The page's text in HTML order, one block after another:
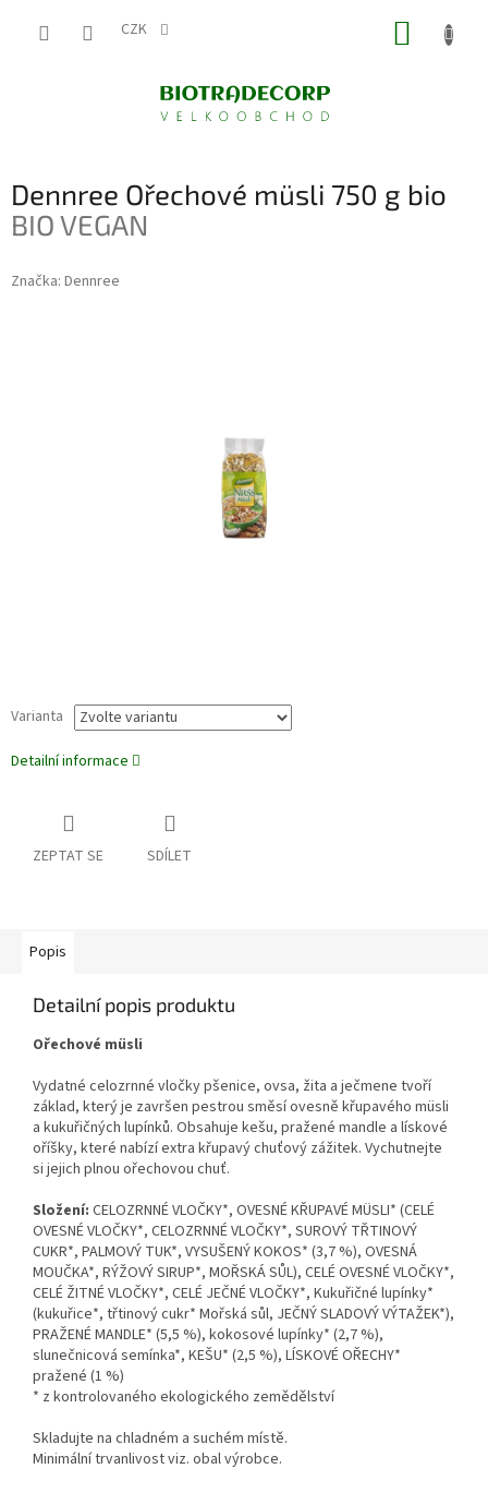
CZK
Dennree Ořechové müsli 750 g bio
BIO VEGAN
Značka: Dennree
Varianta
Detailní informace
ZEPTAT SE SDÍLET
Popis
Detailní popis produktu
Ořechové müsli
Vydatné celozrnné vločky pšenice, ovsa, žita a ječmene tvoří
základ, který je završen pestrou směsí ovesně křupavého müsli
a kukuřičných lupínků. Obsahuje kešu, pražené mandle a lískové
oříšky, které nabízí extra křupavý chuťový zážitek. Vychutnejte
si jejich plnou ořechovou chuť.
Složení: CELOZRNNÉ VLOČKY*, OVESNÉ KŘUPAVÉ MÜSLI* (CELÉ
OVESNÉ VLOČKY*, CELOZRNNÉ VLOČKY*, SUROVÝ TŘTINOVÝ
CUKR*, PALMOVÝ TUK*, VYSUŠENÝ KOKOS* (3,7 %), OVESNÁ
MOUČKA*, RÝŽOVÝ SIRUP*, MOŘSKÁ SŮL), CELÉ OVESNÉ VLOČKY*,
CELÉ ŽITNÉ VLOČKY*, CELÉ JEČNÉ VLOČKY*, Kukuřičné lupínky*
(kukuřice*, třtinový cukr* Mořská sůl, JEČNÝ SLADOVÝ VÝTAŽEK*),
PRAŽENÉ MANDLE* (5,5 %), kokosové lupínky* (2,7 %),
slunečnicová semínka*, KEŠU* (2,5 %), LÍSKOVÉ OŘECHY*
pražené (1 %)
* z kontrolovaného ekologického zemědělství
Skladujte na chladném a suchém místě.
Minimální trvanlivost viz. obal výrobce.